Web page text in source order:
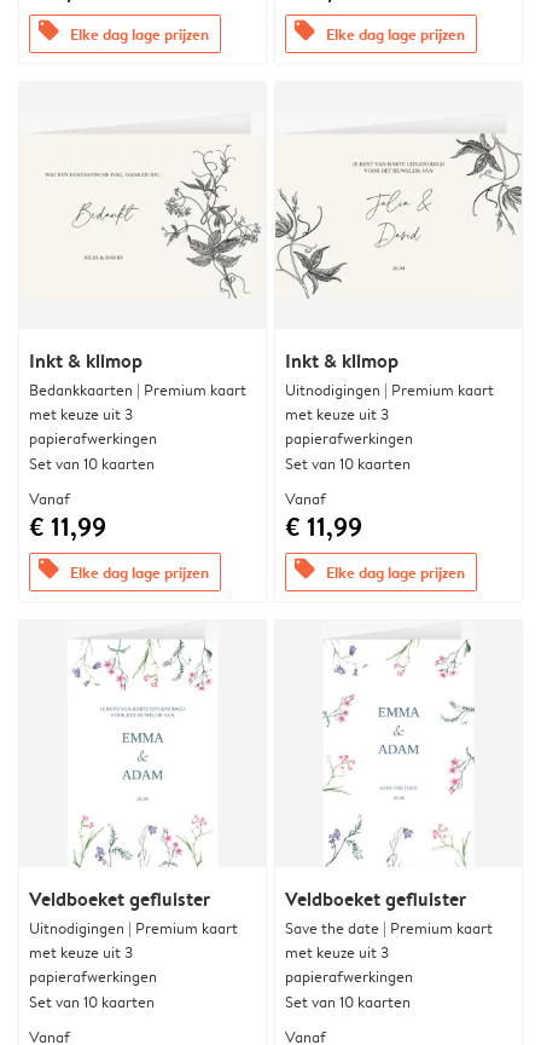
offers Elke dag lage prijzen offers Elke dag lage prijzen
Inkt & klimop
Bedankkaarten | Premium kaart
met keuze uit 3
papierafwerkingen
Set van 10 kaarten
Vanaf
€ 11,99
offers Elke dag lage prijzen
Inkt & klimop
Uitnodigingen | Premium kaart
met keuze uit 3
papierafwerkingen
Set van 10 kaarten
Vanaf
€ 11,99
offers Elke dag lage prijzen
Veldboeket gefluister
Uitnodigingen | Premium kaart
met keuze uit 3
papierafwerkingen
Set van 10 kaarten
Vanaf
Veldboeket gefluister
Save the date | Premium kaart
met keuze uit 3
papierafwerkingen
Set van 10 kaarten
Vanaf